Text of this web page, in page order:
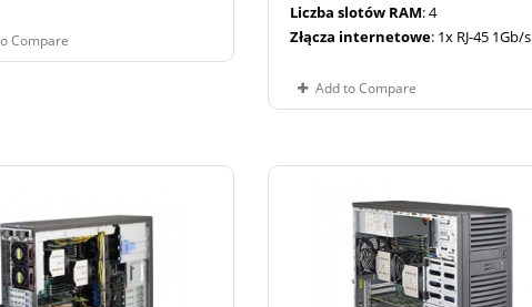
Compare
Liczba slotów RAM: 4
Złącza internetowe: 1x RJ-45 1Gb/s
Add to Compare